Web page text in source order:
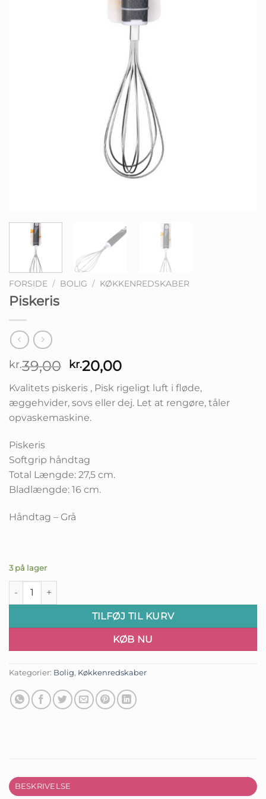
FORSIDE / BOLIG / KØKKENREDSKABER
Piskeris
kr.39,00 Den
oprindelige
pris
var:
kr.39,00.
kr.20,00Den
aktuelle
pris
er:
Kvalitets piskeris , Pisk rigeligt luft i fløde,
æggehvider, sovs eller dej. Let at rengøre, tåler
opvaskemaskine.
Piskeris
Softgrip håndtag
Total Længde: 27,5 cm.
Bladlængde: 16 cm.
Håndtag – Grå
3 på lager
Piskeris antal
TILFØJ TIL KURV
KØB NU
Kategorier: Bolig, Køkkenredskaber
BESKRIVELSE